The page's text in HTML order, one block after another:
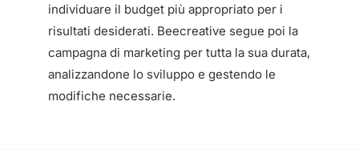
individuare il budget più appropriato per i
risultati desiderati. Beecreative segue poi la
campagna di marketing per tutta la sua durata,
analizzandone lo sviluppo e gestendo le
modifiche necessarie.